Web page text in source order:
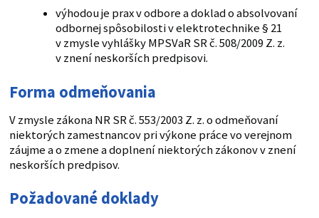
výhodou je prax v odbore a doklad o absolvovaní
odbornej spôsobilosti v elektrotechnike § 21
v zmysle vyhlášky MPSVaR SR č. 508/2009 Z. z.
v znení neskorších predpisovi.
Forma odmeňovania
V zmysle zákona NR SR č. 553/2003 Z. z. o odmeňovaní
niektorých zamestnancov pri výkone práce vo verejnom
záujme a o zmene a doplnení niektorých zákonov v znení
neskorších predpisov.
Požadované doklady